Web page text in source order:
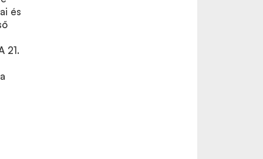
és
21.